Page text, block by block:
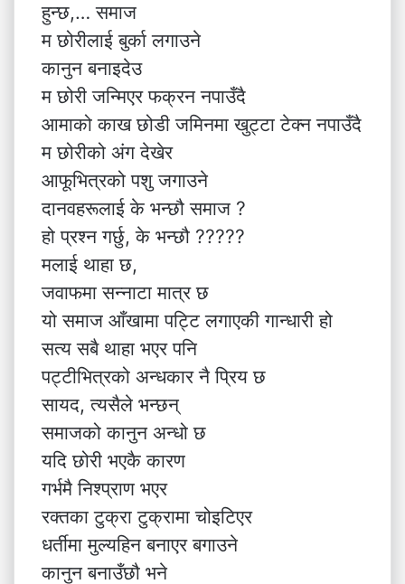
हुन्छ,… समाज
म छोरीलाई बुर्का लगाउने
कानुन बनाइदेउ
म छोरी जन्मिएर फक्रन नपाउँदै
आमाको काख छोडी जमिनमा खुट्टा टेक्न नपाउँदै
म छोरीको अंग देखेर
आफूभित्रको पशु जगाउने
दानवहरूलाई के भन्छौ समाज ?
हो प्रश्न गर्छु, के भन्छौ ?????
मलाई थाहा छ,
जवाफमा सन्नाटा मात्र छ
यो समाज आँखामा पट्टि लगाएकी गान्धारी हो
सत्य सबै थाहा भएर पनि
पट्टीभित्रको अन्धकार नै प्रिय छ
सायद, त्यसैले भन्छन्
समाजको कानुन अन्धो छ
यदि छोरी भएकै कारण
गर्भमै निश्प्राण भएर
रक्तका टुक्रा टुक्रामा चोइटिएर
धर्तीमा मुल्यहिन बनाएर बगाउने
कानुन बनाउँछौ भने